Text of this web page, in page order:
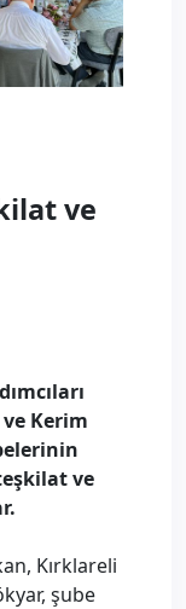
ve
Kerim
ve
Kırklareli
şube